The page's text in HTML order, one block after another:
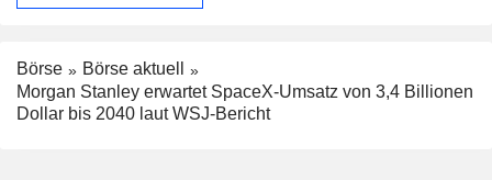
Börse
Börse aktuell
Morgan Stanley erwartet SpaceX-Umsatz von 3,4 Billionen
Dollar bis 2040 laut WSJ-Bericht